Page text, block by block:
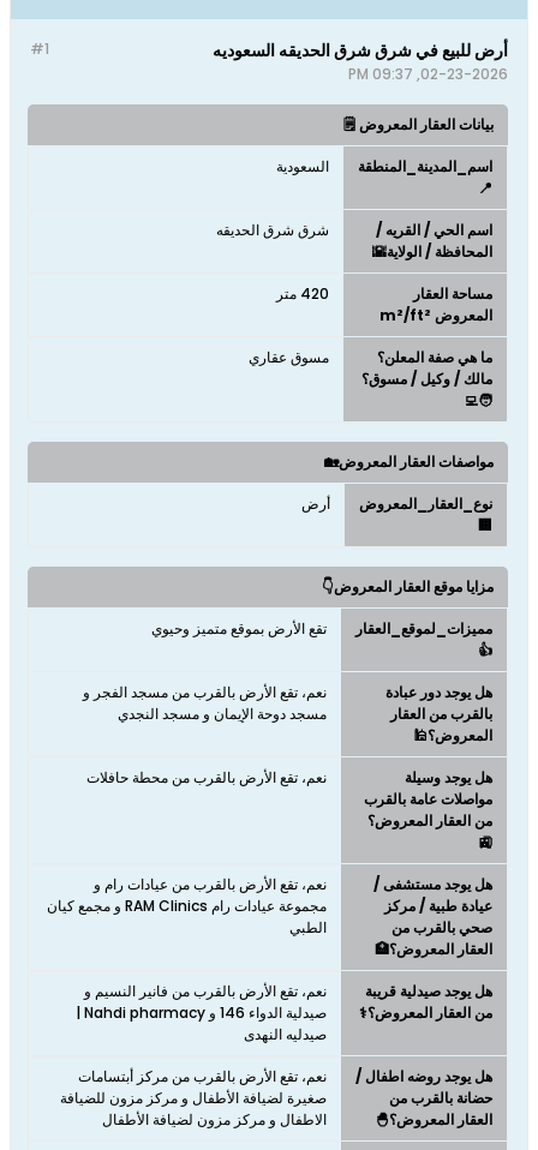
#1 أرض للبيع في شرق شرق الحديقه السعوديه
02-23-2026, 09:37 PM
بيانات العقار المعروض 🗒️
اسم_المدينة_المنطقة
📍
السعودية
اسم الحي / القريه /
المحافظة / الولاية🌇
شرق شرق الحديقه
مساحة العقار
المعروض m²/ft²
420 متر
ما هي صفة المعلن؟
مالك / وكيل / مسوق؟
🧑‍💻
مسوق عقاري
مواصفات العقار المعروض🏡
نوع_العقار_المعروض
🏢
أرض
مزايا موقع العقار المعروض👇
مميزات_لموقع_العقار
👍
تقع الأرض بموقع متميز وحيوي
هل يوجد دور عبادة
بالقرب من العقار
المعروض؟🕌
نعم، تقع الأرض بالقرب من مسجد الفجر و
مسجد دوحة الإيمان و مسجد النجدي
هل يوجد وسيلة
مواصلات عامة بالقرب
من العقار المعروض؟
🚉
نعم، تقع الأرض بالقرب من محطة حافلات
هل يوجد مستشفى /
عيادة طبية / مركز
صحي بالقرب من
العقار المعروض؟🏥
نعم، تقع الأرض بالقرب من عيادات رام و
مجموعة عيادات رام RAM Clinics و مجمع كيان
الطبي
هل يوجد صيدلية قريبة
من العقار المعروض؟⚕️
نعم، تقع الأرض بالقرب من فانير النسيم و
صيدلية الدواء 146 و Nahdi pharmacy |
صيدليه النهدى
هل يوجد روضه اطفال /
حضانة بالقرب من
العقار المعروض؟🐣
نعم، تقع الأرض بالقرب من مركز أبتسامات
صغيرة لضيافة الأطفال و مركز مزون للضيافة
الاطفال و مركز مزون لضيافة الأطفال